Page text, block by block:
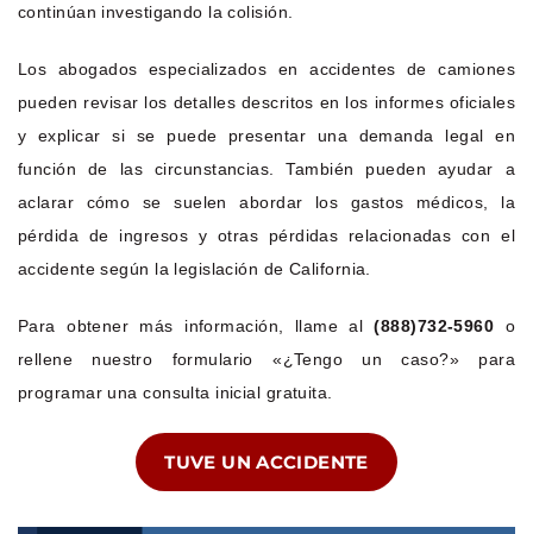
continúan investigando la colisión.
Los abogados especializados en accidentes de camiones
pueden revisar los detalles descritos en los informes oficiales
y explicar si se puede presentar una demanda legal en
función de las circunstancias. También pueden ayudar a
aclarar cómo se suelen abordar los gastos médicos, la
pérdida de ingresos y otras pérdidas relacionadas con el
accidente según la legislación de California.
Para obtener más información, llame al(888)732-5960 o
rellene nuestro formulario «¿Tengo un caso?» para
programar una consulta inicial gratuita.
TUVE UN ACCIDENTE